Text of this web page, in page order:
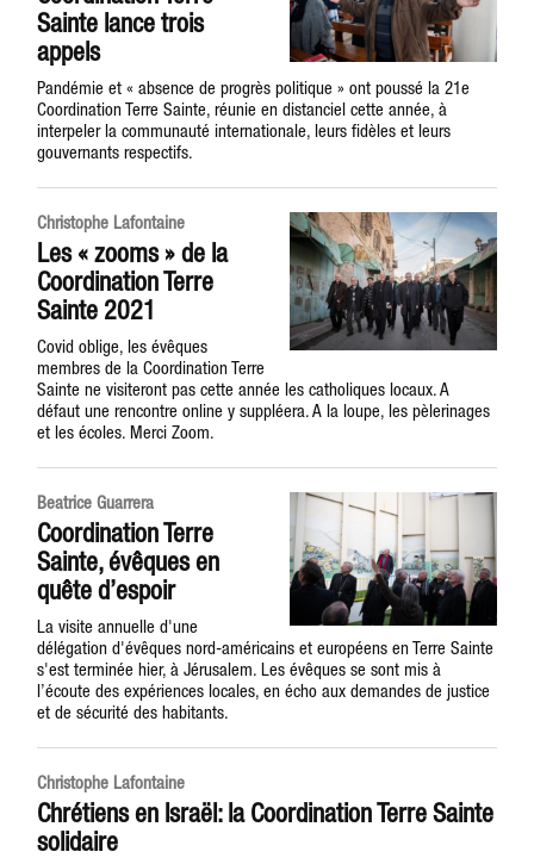
Sainte lance trois
appels
Pandémie et « absence de progrès politique » ont poussé la 21e
Coordination Terre Sainte, réunie en distanciel cette année, à
interpeler la communauté internationale, leurs fidèles et leurs
gouvernants respectifs.
Christophe Lafontaine
Les « zooms » de la
Coordination Terre
Sainte 2021
Covid oblige, les évêques
membres de la Coordination Terre
Sainte ne visiteront pas cette année les catholiques locaux. A
défaut une rencontre online y suppléera. A la loupe, les pèlerinages
et les écoles. Merci Zoom.
Beatrice Guarrera
Coordination Terre
Sainte, évêques en
quête d’espoir
La visite annuelle d'une
délégation d'évêques nord-américains et européens en Terre Sainte
s'est terminée hier, à Jérusalem. Les évêques se sont mis à
l’écoute des expériences locales, en écho aux demandes de justice
et de sécurité des habitants.
Christophe Lafontaine
Chrétiens en Israël: la Coordination Terre Sainte
solidaire